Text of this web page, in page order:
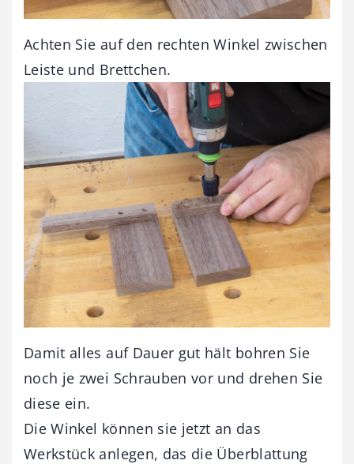
Achten Sie auf den rechten Winkel zwischen
Leiste und Brettchen.
Damit alles auf Dauer gut hält bohren Sie
noch je zwei Schrauben vor und drehen Sie
diese ein.
Die Winkel können sie jetzt an das
Werkstück anlegen, das die Überblattung